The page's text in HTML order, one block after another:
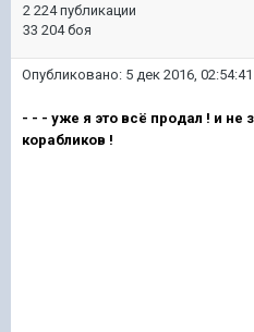
2 224 публикации
33 204 боя
Опубликовано: 5 дек 2016, 02:54:41
- - - уже я это всё продал ! и не
корабликов !